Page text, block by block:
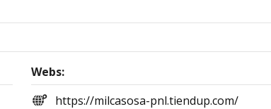
Webs:
https://milcasosa-pnl.tiendup.com/